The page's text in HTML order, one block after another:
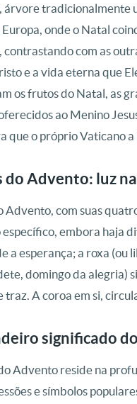
árvore tradicionalmente
onde o Natal
contrastando com as
e a vida eterna que
os frutos do Natal, as
ao Menino
que o próprio Vaticano
do Advento: luz
Advento, com suas
embora haja
a esperança; a roxa
domingo da alegria)
traz. A coroa em si,
significado
Advento reside na
e símbolos